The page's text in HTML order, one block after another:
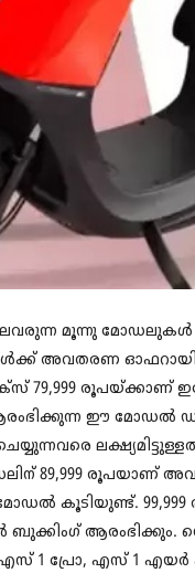
മൂന്നു
അവതരണ ഓഫറായി
രൂപയ്ക്കാണ്
ഈ മോഡല്‍
89,999
99,999
ആരംഭിക്കും.
എസ് 1 പ്രോ, എസ് 1